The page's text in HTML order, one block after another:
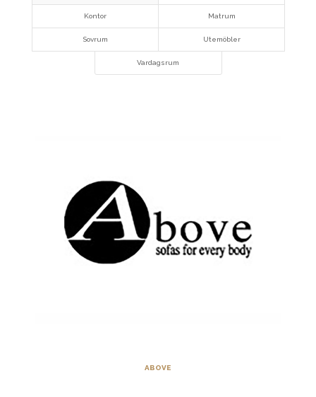
Kontor Matrum
Sovrum Utemöbler
Vardagsrum
ABOVE